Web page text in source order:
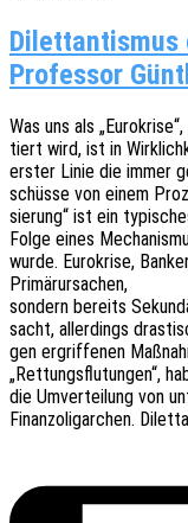
Dilettantismus
Professor
Was uns als
tiert wird, ist in
erster Linie die immer
schüs­se von einem
sie­rung“ ist ein
Folge eines
wurde. Euro­kri­se,
Primärursachen,
sondern bereits
sacht, aller­dings
gen ergrif­fe­nen
„Rettungs­flu­tun­gen“,
die Umver­tei­lung von
Finanz­olig­ar­chen.